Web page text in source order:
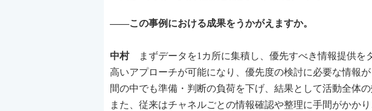
――この事例における成果をうかがえますか。
中村まずデータを1カ所に集積し、優先すべき情報提供を
高いアプローチが可能になり、優先度の検討に必要な情報
間の中でも準備・判断の負荷を下げ、結果として活動全体
また、従来はチャネルごとの情報確認や整理に手間がかか